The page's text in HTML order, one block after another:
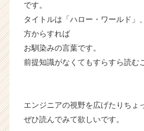
ウ
届
です。
タイトルは「ハロー・ワールド」
方からすれば
お馴染みの言葉です。
前提知識がなくてもすらすら読む
エンジニアの視野を広げたりちょ
ぜひ読んでみて欲しいです。